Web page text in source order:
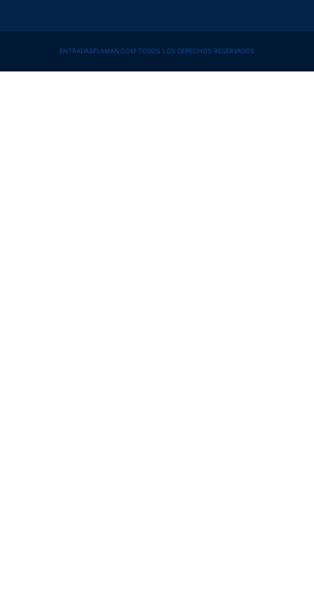
ENTRADASFLAMAN.COM TODOS LOS DERECHOS RESERVADOS